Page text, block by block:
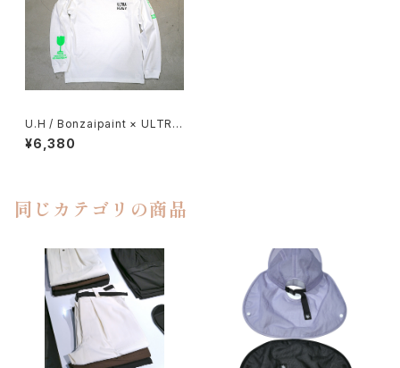
U.H / Bonzaipaint × ULTRA
HEAVY ロングスリーブ T
¥6,380
同じカテゴリの商品